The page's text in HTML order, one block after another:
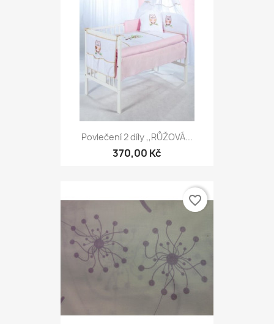
Povlečení 2 díly ,,RŮŽOVÁ...
370,00 Kč
favorite_border